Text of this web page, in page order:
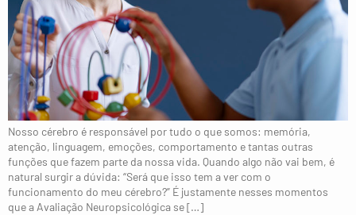
Nosso cérebro é responsável por tudo o que somos: memória,
atenção, linguagem, emoções, comportamento e tantas outras
funções que fazem parte da nossa vida. Quando algo não vai bem, é
natural surgir a dúvida: “Será que isso tem a ver com o
funcionamento do meu cérebro?” É justamente nesses momentos
que a Avaliação Neuropsicológica se […]